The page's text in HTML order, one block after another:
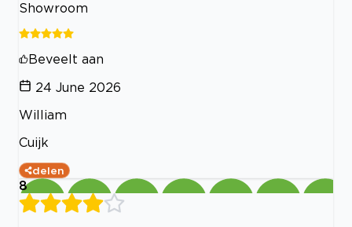
Showroom
Beveelt aan
24 June 2026
William
Cuijk
delen
8